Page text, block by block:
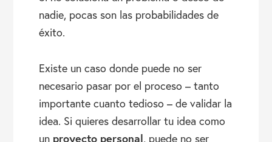
nadie, pocas son las probabilidades de
éxito.
Existe un caso donde puede no ser
necesario pasar por el proceso – tanto
importante cuanto tedioso – de validar la
idea. Si quieres desarrollar tu idea como
un proyecto personal, puede no ser